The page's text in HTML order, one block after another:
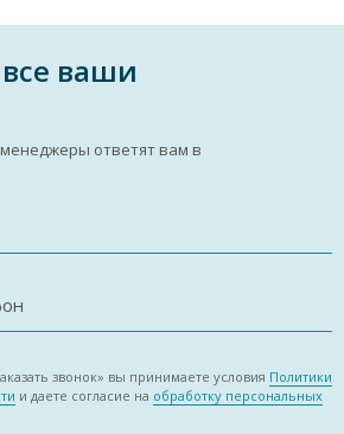
ваши
ответят вам в
звонок» вы принимаете условия Политики
и даете согласие на обработку персональных